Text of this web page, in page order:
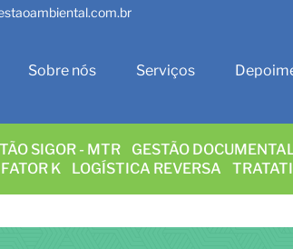
Sobre nós Serviços
SIGOR - MTR GESTÃO
K LOGÍSTICA REVERSA